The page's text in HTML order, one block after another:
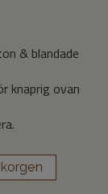
& blandade
knaprig ovan